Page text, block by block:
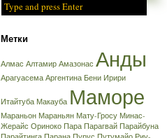
Метки
Алмас Алтамир Амазонас Анды
Арагуасема Аргентина Бени Ирири
Итайтуба Макауба Маморе
Мараньон Мараньян Мату-Гросу Минас-
Жерайс Ориноко Пара Парагвай Парайбуна